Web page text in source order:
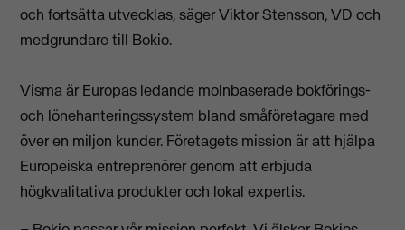
och fortsätta utvecklas, säger Viktor Stensson, VD och
medgrundare till Bokio.
Visma är Europas ledande molnbaserade bokförings-
och lönehanteringssystem bland småföretagare med
över en miljon kunder. Företagets mission är att hjälpa
Europeiska entreprenörer genom att erbjuda
högkvalitativa produkter och lokal expertis.